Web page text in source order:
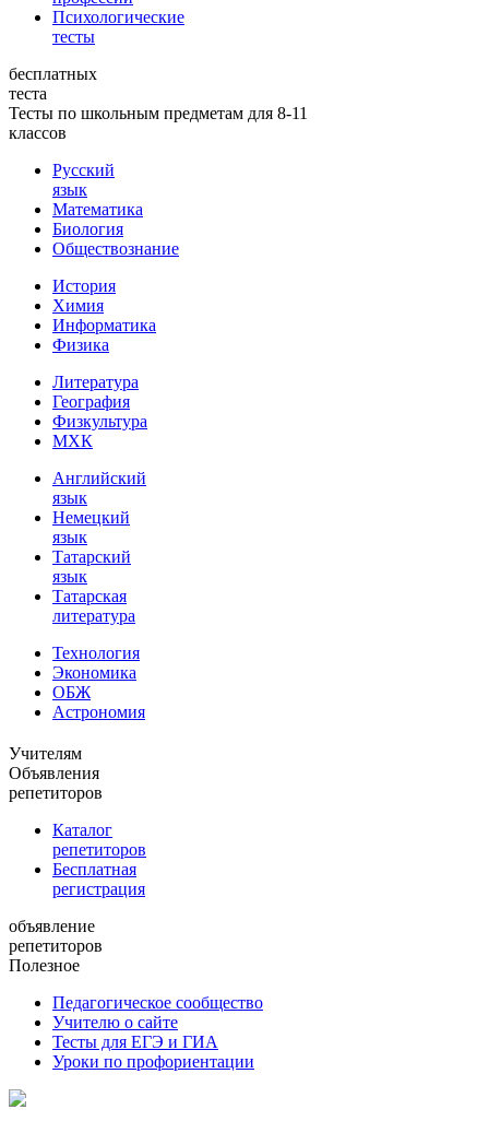
Психологические
тесты
бесплатных
теста
Тесты по школьным предметам для 8-11
классов
Русский
язык
Математика
Биология
Обществознание
История
Химия
Информатика
Физика
Литература
География
Физкультура
МХК
Английский
язык
Немецкий
язык
Татарский
язык
Татарская
литература
Технология
Экономика
ОБЖ
Астрономия
Учителям
Объявления
репетиторов
Каталог
репетиторов
Бесплатная
регистрация
объявление
репетиторов
Полезное
Педагогическое сообщество
Учителю о сайте
Тесты для ЕГЭ и ГИА
Уроки по профориентации